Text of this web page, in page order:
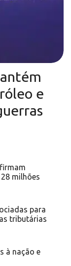
e
milhões
para
tributárias
à nação e